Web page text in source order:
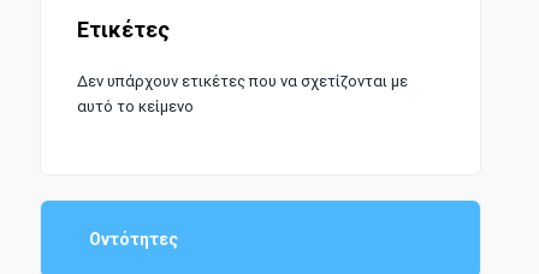
Ετικέτες
Δεν υπάρχουν ετικέτες που να σχετίζονται με
αυτό το κείμενο
Οντότητες